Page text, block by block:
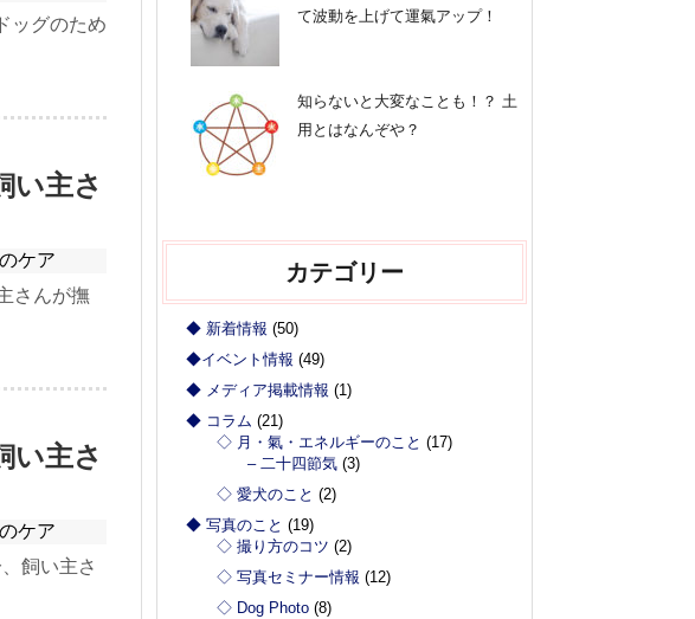
ッグのため
い主さ
ケア
さんが撫
い主さ
ケア
飼い主さ
て波動を上げて運氣アップ！
知らないと大変なことも！？ 土
用とはなんぞや？
カテゴリー
◆ 新着情報 (50)
◆イベント情報 (49)
◆ メディア掲載情報 (1)
◆ コラム (21)
◇ 月・氣・エネルギーのこと (17)
– 二十四節気 (3)
◇ 愛犬のこと (2)
◆ 写真のこと (19)
◇ 撮り方のコツ (2)
◇ 写真セミナー情報 (12)
◇ Dog Photo (8)